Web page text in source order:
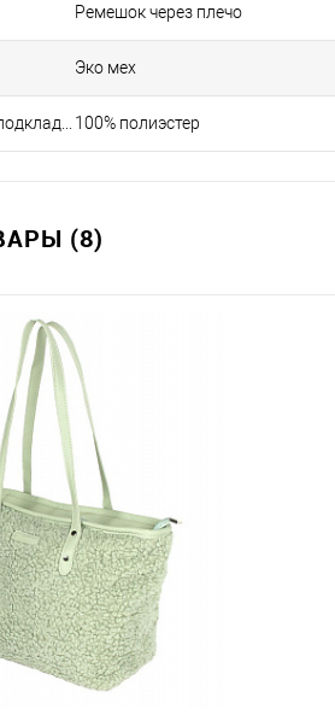
Ремешок через плечо
Эко мех
100% полиэстер
(8)